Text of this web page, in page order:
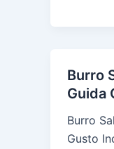
Burro
Guida
Burro
Gusto